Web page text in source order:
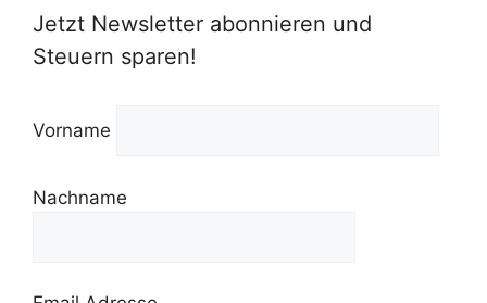
Jetzt Newsletter abonnieren und
Steuern sparen!
Vorname
Nachname